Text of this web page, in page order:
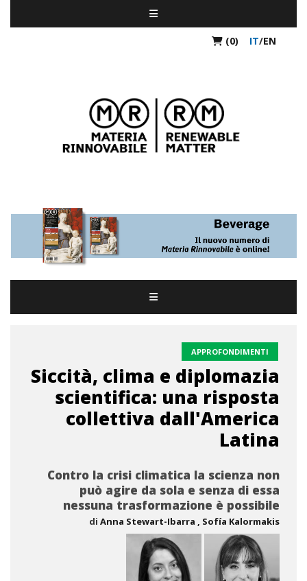
(0) IT/EN
APPROFONDIMENTI
Siccità, clima e diplomazia
scientifica: una risposta
collettiva dall'America
Latina
Contro la crisi climatica la scienza non
può agire da sola e senza di essa
nessuna trasformazione è possibile
di Anna Stewart-Ibarra , Sofía Kalormakis